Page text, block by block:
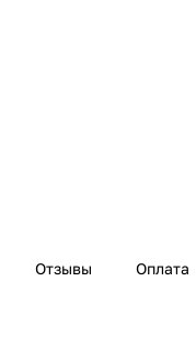
Отзывы Оплата